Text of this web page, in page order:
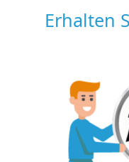
Erhalten